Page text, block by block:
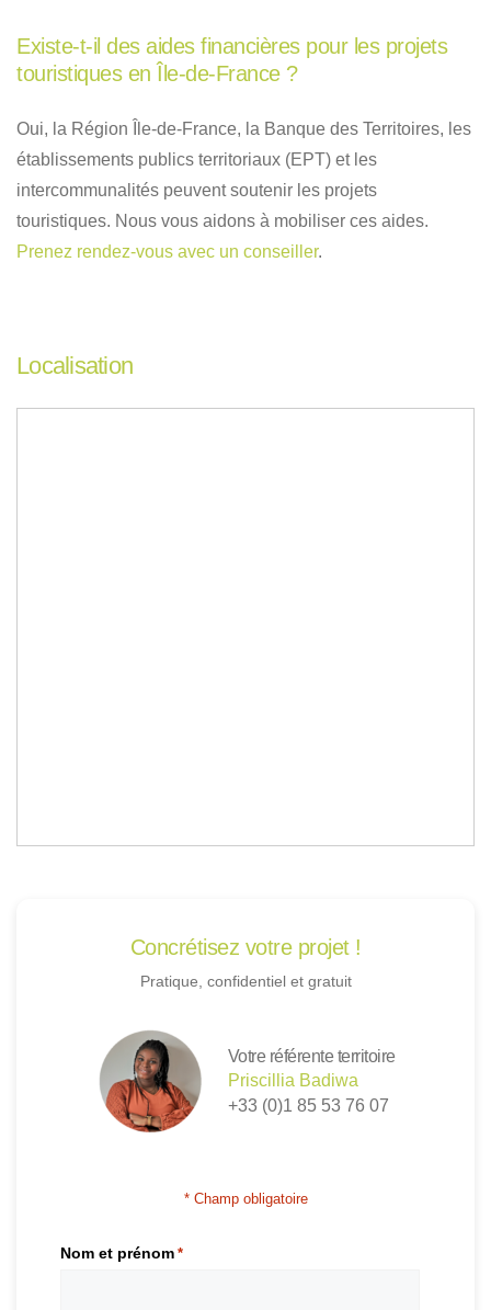
Existe-t-il des aides financières pour les projets
touristiques en Île-de-France ?
Oui, la Région Île-de-France, la Banque des Territoires, les
établissements publics territoriaux (EPT) et les
intercommunalités peuvent soutenir les projets
touristiques. Nous vous aidons à mobiliser ces aides.
Prenez rendez-vous avec un conseiller.
Localisation
Concrétisez votre projet !
Pratique, confidentiel et gratuit
Votre référente territoire
Priscillia Badiwa
+33 (0)1 85 53 76 07
* Champ obligatoire
Nom et prénom *